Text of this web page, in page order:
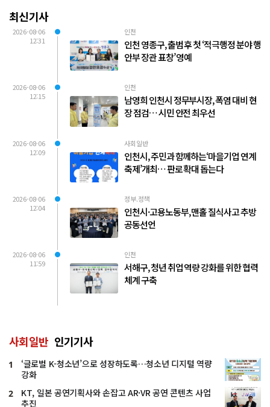
최신기사
2026-08-06
12:31
인천
인천 영종구, 출범 후 첫 ‘적극행정 분야 행
안부 장관 표창’ 영예
2026-08-06
12:15
인천
남영희 인천시 정무부시장, 폭염 대비 현
장 점검… 시민 안전 최우선
2026-08-06
12:09
사회일반
인천시, 주민과 함께하는‘마을기업 연계
축제’개최… 판로 확대 돕는다
2026-08-06
12:04
정부.정책
인천시·고용노동부, 맨홀 질식사고 추방
공동선언
2026-08-06
11:59
인천
서해구, 청년 취업 역량 강화를 위한 협력
체계 구축
사회일반 인기기사
1
‘글로벌 K-청소년’으로 성장하도록…청소년 디지털 역량
강화
2
KT, 일본 공연기획사와 손잡고 AR·VR 공연 콘텐츠 사업
추진